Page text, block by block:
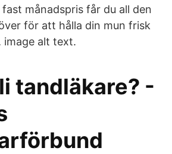
månadspris får du all den
för att hålla din mun frisk
image alt text.
tandläkare? -